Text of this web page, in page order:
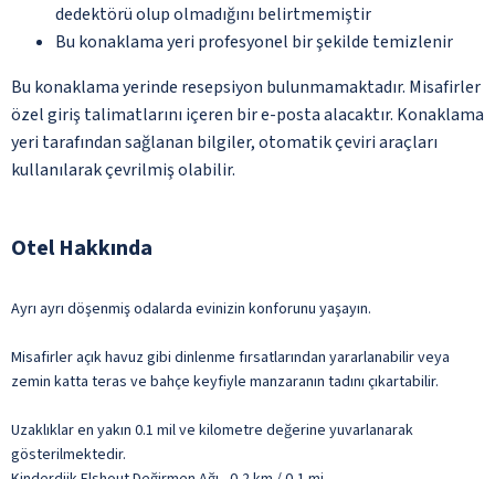
dedektörü olup olmadığını belirtmemiştir
Bu konaklama yeri profesyonel bir şekilde temizlenir
Bu konaklama yerinde resepsiyon bulunmamaktadır. Misafirler
özel giriş talimatlarını içeren bir e-posta alacaktır. Konaklama
yeri tarafından sağlanan bilgiler, otomatik çeviri araçları
kullanılarak çevrilmiş olabilir.
Otel Hakkında
Ayrı ayrı döşenmiş odalarda evinizin konforunu yaşayın.
Misafirler açık havuz gibi dinlenme fırsatlarından yararlanabilir veya
zemin katta teras ve bahçe keyfiyle manzaranın tadını çıkartabilir.
Uzaklıklar en yakın 0.1 mil ve kilometre değerine yuvarlanarak
gösterilmektedir.